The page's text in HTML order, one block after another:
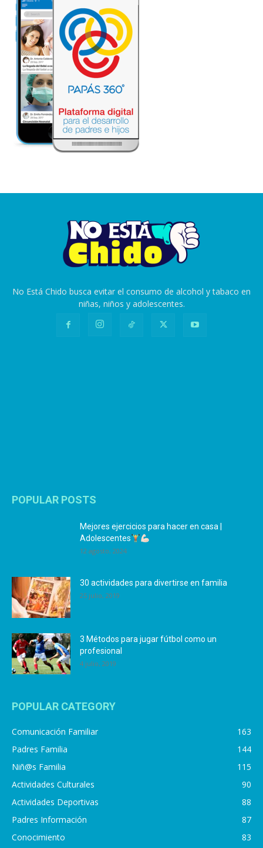
No Está Chido busca evitar el consumo de alcohol y tabaco en
niñas, niños y adolescentes.
POPULAR POSTS
Mejores ejercicios para hacer en casa |
Adolescentes
12 agosto, 2024
30 actividades para divertirse en familia
25 julio, 2019
3 Métodos para jugar fútbol como un
profesional
4 julio, 2019
POPULAR CATEGORY
Comunicación Familiar
163
Padres Familia
144
Niñ@s Familia
115
Actividades Culturales
90
Actividades Deportivas
88
Padres Información
87
Conocimiento
83